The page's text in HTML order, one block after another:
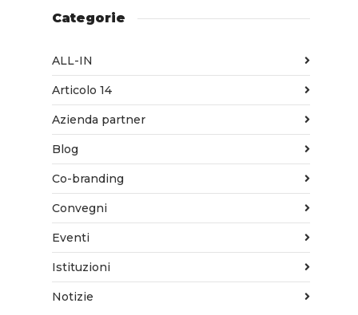
Categorie
ALL-IN
Articolo 14
Azienda partner
Blog
Co-branding
Convegni
Eventi
Istituzioni
Notizie